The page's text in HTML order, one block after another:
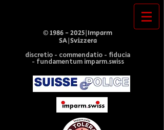
©1986 - 2025|Imparm
SA|Svizzera
discretio - commendatio - fiducia
- fundamentum imparm.swiss